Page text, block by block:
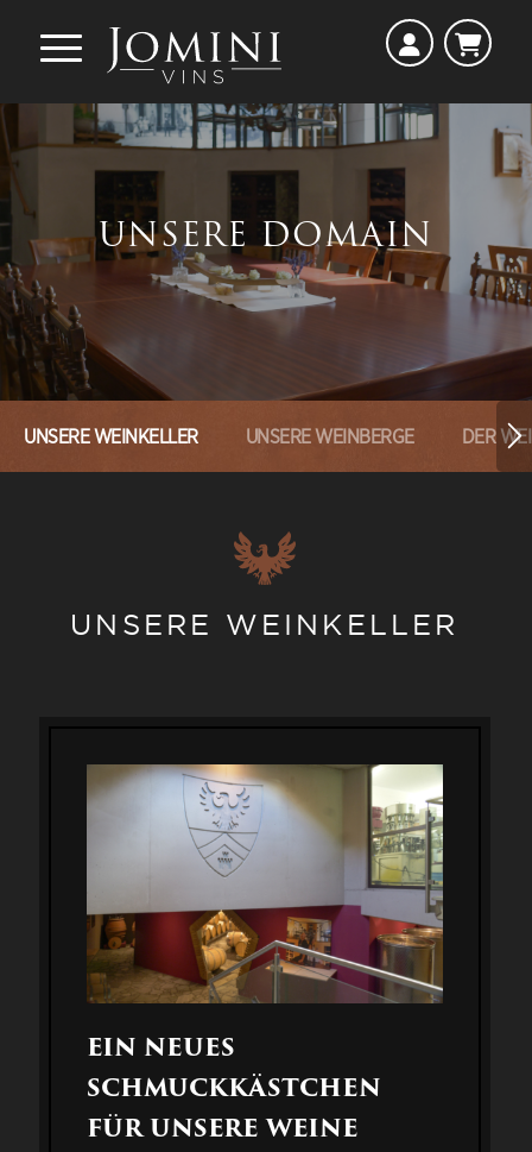
UNSERE DOMAIN
UNSERE WEINKELLER UNSERE WEINBERGE DER
UNSERE WEINKELLER
EIN NEUES
SCHMUCKKÄSTCHEN
FÜR UNSERE WEINE